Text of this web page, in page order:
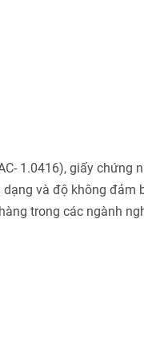
1.0416), giấy chứng
và độ không đảm
trong các ngành